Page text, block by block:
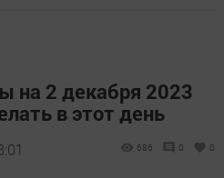
на 2 декабря 2023
в этот день
686 0 0